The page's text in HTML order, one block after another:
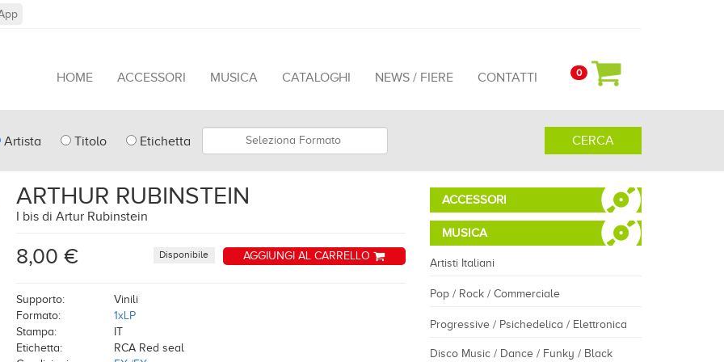
HOME ACCESSORI MUSICA CATALOGHI NEWS / FIERE CONTATTI 0
Artista Titolo Etichetta Formato CERCA
ARTHUR RUBINSTEIN
I bis di Artur Rubinstein
8,00 € Disponibile AGGIUNGI AL CARRELLO
Supporto:
Vinili
Formato:
1xLP
Stampa:
IT
Etichetta:
RCA Red seal
ACCESSORI
MUSICA
Artisti Italiani
Pop / Rock / Commerciale
Progressive / Psichedelica / Elettronica
Disco Music / Dance / Funky / Black